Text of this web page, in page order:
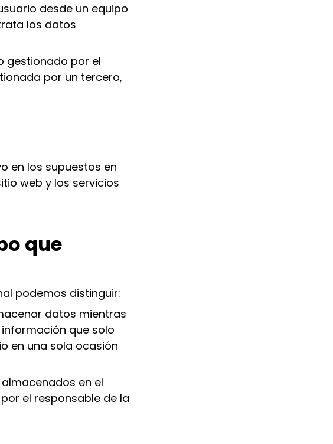
desde un equipo
los datos
gestionado por el
por un tercero,
en los supuestos en
web y los servicios
que
podemos distinguir:
datos mientras
que solo
en una sola ocasión
en el
el responsable de la